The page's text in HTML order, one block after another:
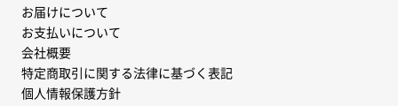
お届けについて
お支払いについて
会社概要
特定商取引に関する法律に基づく表記
個人情報保護方針